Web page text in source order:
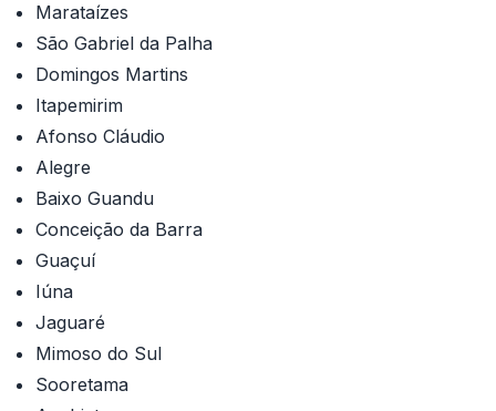
Marataízes
São Gabriel da Palha
Domingos Martins
Itapemirim
Afonso Cláudio
Alegre
Baixo Guandu
Conceição da Barra
Guaçuí
Iúna
Jaguaré
Mimoso do Sul
Sooretama